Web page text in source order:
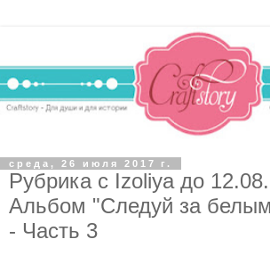
среда, 26 июля 2017 г.
Рубрика с Izoliya до
Альбом "Следуй за
- Часть 3